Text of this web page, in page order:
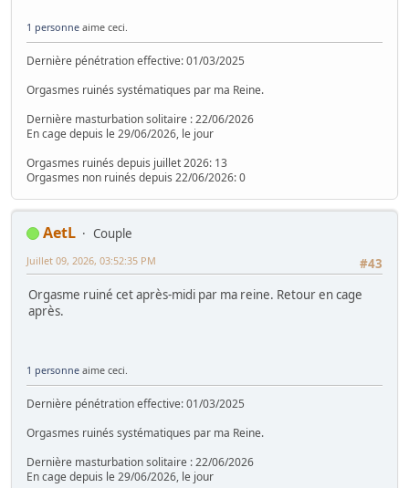
1 personne aime ceci.
Dernière pénétration effective: 01/03/2025
Orgasmes ruinés systématiques par ma Reine.
Dernière masturbation solitaire : 22/06/2026
En cage depuis le 29/06/2026, le jour
Orgasmes ruinés depuis juillet 2026: 13
Orgasmes non ruinés depuis 22/06/2026: 0
AetL
Couple
#43
Juillet 09, 2026, 03:52:35 PM
Orgasme ruiné cet après-midi par ma reine. Retour en cage
après.
1 personne aime ceci.
Dernière pénétration effective: 01/03/2025
Orgasmes ruinés systématiques par ma Reine.
Dernière masturbation solitaire : 22/06/2026
En cage depuis le 29/06/2026, le jour